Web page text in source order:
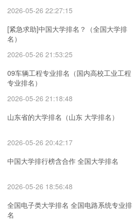
2026-05-26 22:27:15
[紧急求助]中国大学排名？（全国大学排
名）
2026-05-26 21:53:25
09车辆工程专业排名（国内高校工业工程
专业排名）
2026-05-26 21:18:48
山东省的大学排名（山东 大学排名）
2026-05-26 20:42:17
中国大学排行榜含合作 全国大学排名
2026-05-26 18:56:48
全国电子类大学排名 全国电路系统专业排
名